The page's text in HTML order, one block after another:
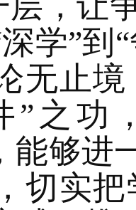
学”到
无止
”之功
能够进
切实